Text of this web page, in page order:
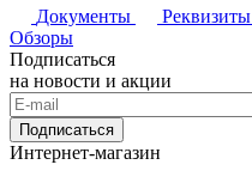
Документы
Реквизиты
Обзоры
Подписаться
на новости и акции
Подписаться
Интернет-магазин